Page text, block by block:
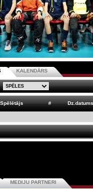
KALENDĀRS
Spēlētājs # Dz.datums
MEDIJU PARTNERI